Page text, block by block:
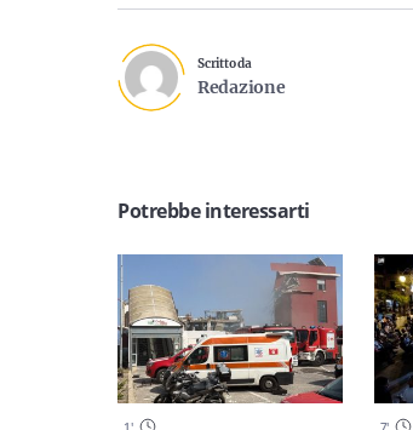
Scritto da
Redazione
Potrebbe interessarti